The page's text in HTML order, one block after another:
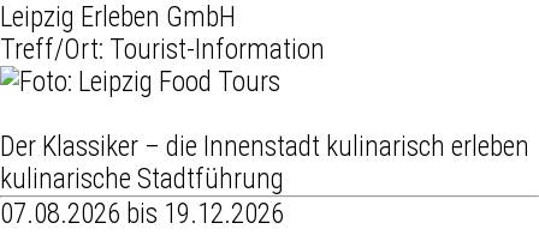
Leipzig Erleben GmbH
Treff/Ort: Tourist-Information
Der Klassiker – die Innenstadt kulinarisch erleben
kulinarische Stadtführung
07.08.2026 bis 19.12.2026